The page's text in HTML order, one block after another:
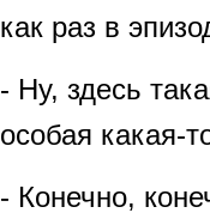
как раз в
- Ну, здесь
особая какая-
- Конечно,